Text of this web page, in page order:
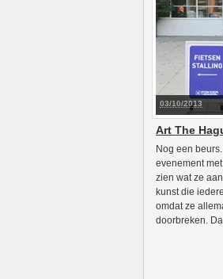
03/10/2013
Art The
Nog een
evenement
zien wat ze
kunst die
omdat ze
doorbreken.